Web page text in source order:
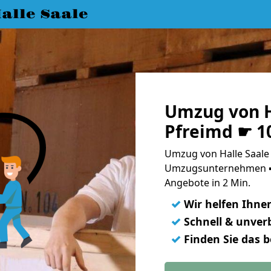
Saale
Umzug von
Pfreimd ☛
Umzug von Halle
Umzugsunternehmen
Angebote in 2 Min.
✓ Wir helfen
✓ Schnell &
✓ Finden Sie das